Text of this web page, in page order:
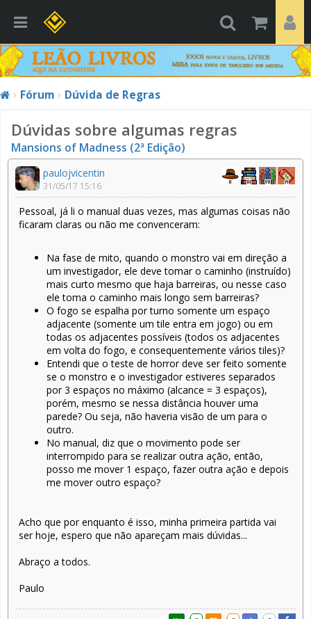
Fórum Dúvida de Regras
Dúvidas sobre algumas regras
Mansions of Madness (2ª Edição)
paulojvicentin
31/05/17 15:16
Pessoal, já li o manual duas vezes, mas algumas coisas não
ficaram claras ou não me convenceram:
Na fase de mito, quando o monstro vai em direção a
um investigador, ele deve tomar o caminho (instruído)
mais curto mesmo que haja barreiras, ou nesse caso
ele toma o caminho mais longo sem barreiras?
O fogo se espalha por turno somente um espaço
adjacente (somente um tile entra em jogo) ou em
todas os adjacentes possíveis (todos os adjacentes
em volta do fogo, e consequentemente vários tiles)?
Entendi que o teste de horror deve ser feito somente
se o monstro e o investigador estiveres separados
por 3 espaços no máximo (alcance = 3 espaços),
porém, mesmo se nessa distância houver uma
parede? Ou seja, não haveria visão de um para o
outro.
No manual, diz que o movimento pode ser
interrompido para se realizar outra ação, então,
posso me mover 1 espaço, fazer outra ação e depois
me mover outro espaço?
Acho que por enquanto é isso, minha primeira partida vai
ser hoje, espero que não apareçam mais dúvidas...
Abraço a todos.
Paulo